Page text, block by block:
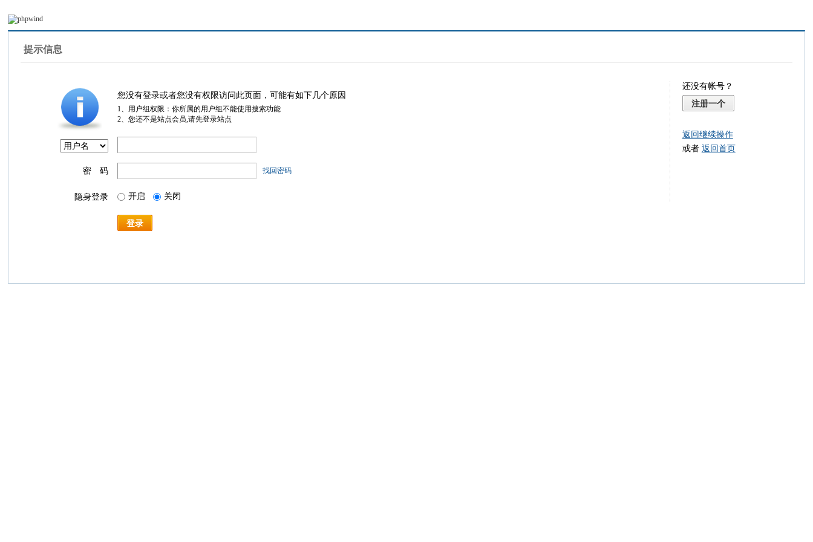
提示信息
您没有登录或者您没有权限访问此页面，可能有如下几个原因
1、用户组权限：你所属的用户组不能使用搜索功能
2、您还不是站点会员,请先登录站点
密 码 找回密码
隐身登录 开启 关闭
登录
还没有帐号？
注册一个
返回继续操作
或者 返回首页